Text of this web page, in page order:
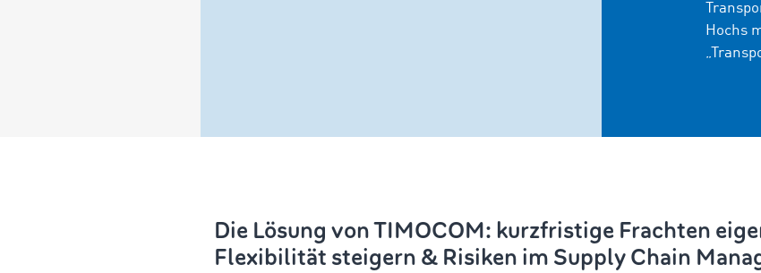
Hochs
„
Die Lösung von TIMOCOM: kurzfristige Frachten
Flexibilität steigern & Risiken im Supply Chain